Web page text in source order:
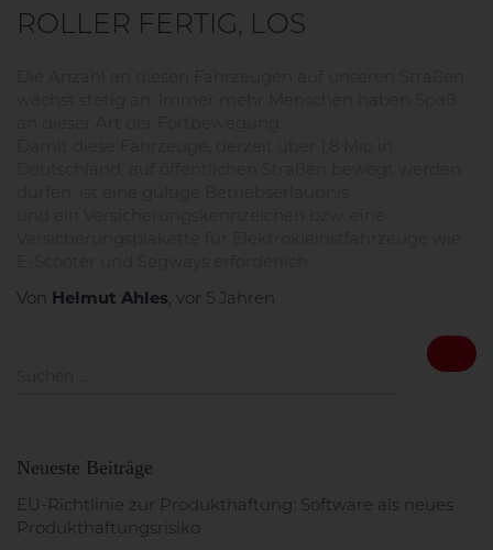
ROLLER FERTIG, LOS
Von Helmut Ahles, vor 5 Jahren
e
n
a
Neueste Beiträge
EU-Richtlinie zur Produkthaftung: Software als neues
Produkthaftungsrisiko